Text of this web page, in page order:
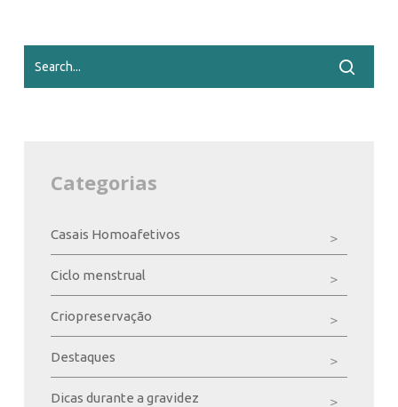
Categorias
Casais Homoafetivos
Ciclo menstrual
Criopreservação
Destaques
Dicas durante a gravidez